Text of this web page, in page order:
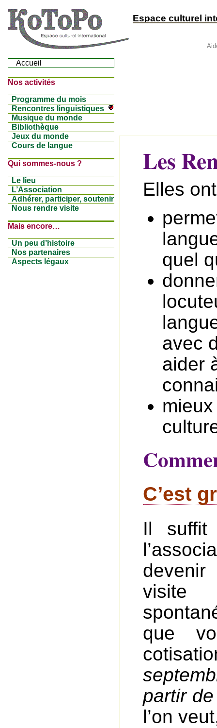
Espace culturel
Accueil
Nos activités
Programme du mois
Rencontres linguistiques
Musique du monde
Bibliothèque
Jeux du monde
Cours de langue
Qui sommes-nous ?
Le lieu
L’Association
Adhérer, participer, soutenir
Nous rendre visite
Mais encore…
Un peu d’histoire
Nos partenaires
Aspects légaux
Les
Elles
quel
avec
aider
C’est
Il suffit
que
partir
l’on